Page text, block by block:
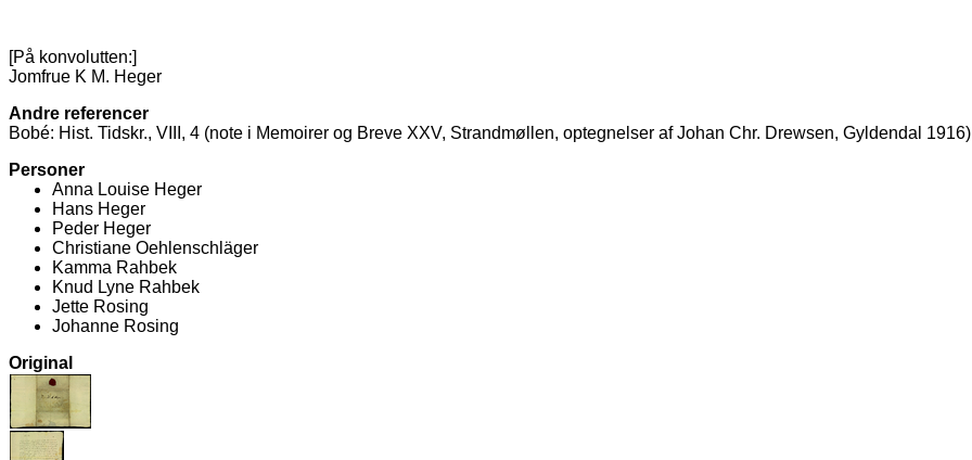
[På konvolutten:]
Jomfrue K M. Heger
Andre referencer
Bobé: Hist. Tidskr., VIII, 4 (note i Memoirer og Breve XXV, Strandmøllen, optegnelser af Johan Chr. Drewsen, Gyldendal 1916)
Personer
Anna Louise Heger
Hans Heger
Peder Heger
Christiane Oehlenschläger
Kamma Rahbek
Knud Lyne Rahbek
Jette Rosing
Johanne Rosing
Original